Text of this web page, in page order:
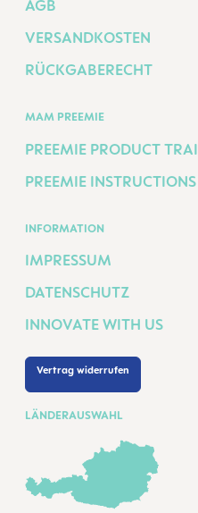
AGB
VERSANDKOSTEN
RÜCKGABERECHT
MAM PREEMIE
PREEMIE PRODUCT
PREEMIE INSTRUCTIONS
INFORMATION
IMPRESSUM
DATENSCHUTZ
INNOVATE WITH US
Vertrag widerrufen
LÄNDERAUSWAHL